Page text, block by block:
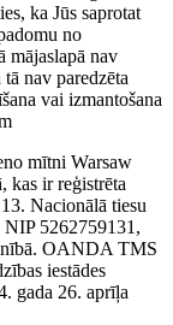
ka Jūs saprotat
no
mājaslapā nav
nav paredzēta
vai izmantošana
mītni Warsaw
kas ir reģistrēta
Nacionālā tiesu
5262759131,
OANDA TMS
iestādes
gada 26. aprīļa